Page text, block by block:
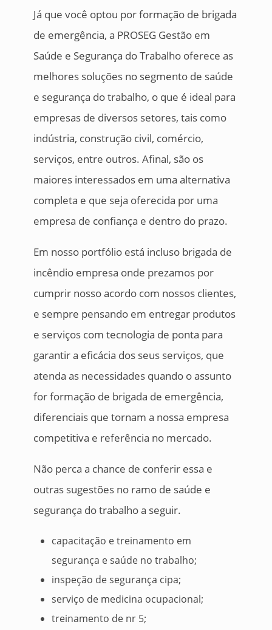
Já que você optou por formação de brigada
de emergência, a PROSEG Gestão em
Saúde e Segurança do Trabalho oferece as
melhores soluções no segmento de saúde
e segurança do trabalho, o que é ideal para
empresas de diversos setores, tais como
indústria, construção civil, comércio,
serviços, entre outros. Afinal, são os
maiores interessados em uma alternativa
completa e que seja oferecida por uma
empresa de confiança e dentro do prazo.
Em nosso portfólio está incluso brigada de
incêndio empresa onde prezamos por
cumprir nosso acordo com nossos clientes,
e sempre pensando em entregar produtos
e serviços com tecnologia de ponta para
garantir a eficácia dos seus serviços, que
atenda as necessidades quando o assunto
for formação de brigada de emergência,
diferenciais que tornam a nossa empresa
competitiva e referência no mercado.
Não perca a chance de conferir essa e
outras sugestões no ramo de saúde e
segurança do trabalho a seguir.
capacitação e treinamento em
segurança e saúde no trabalho;
inspeção de segurança cipa;
serviço de medicina ocupacional;
treinamento de nr 5;